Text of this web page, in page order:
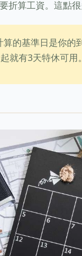
折算工資。這點
的基準日是你的
就有3天特休可用。